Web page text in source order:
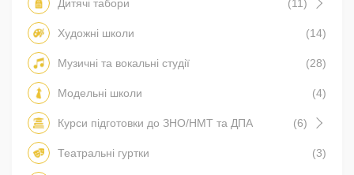
Дитячі табори (11)
Художні школи (14)
Музичні та вокальні студії (28)
Модельні школи (4)
Курси підготовки до ЗНО/НМТ та ДПА (6)
Театральні гуртки (3)